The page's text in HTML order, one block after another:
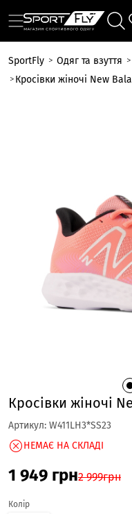
SportFly Одяг та взуття
Кросівки жіночі New
Кросівки жіночі
Артикул: W411LH3*SS23
НЕМАЄ НА СКЛАДІ
1 949 грн2 999грн
Колір